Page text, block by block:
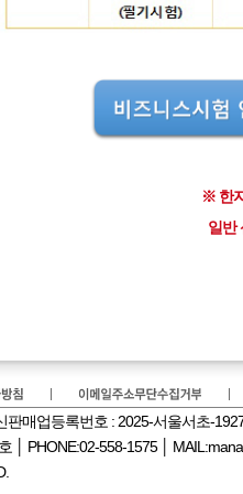
※ 한
일반
매업등록번호 : 2025-서울서초-
│ PHONE:02-558-1575 │